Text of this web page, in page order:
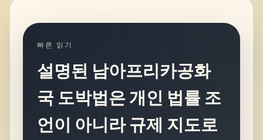
빠른 읽기
설명된 남아프리카공화
국 도박법은 개인 법률 조
언이 아니라 규제 지도로